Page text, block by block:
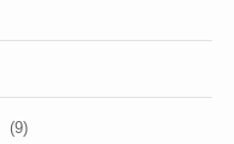
(9)